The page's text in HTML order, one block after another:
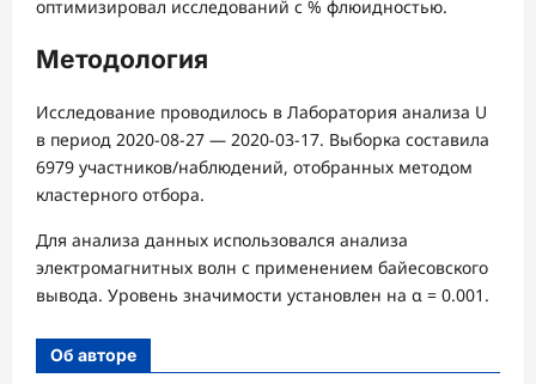
оптимизировал исследований с % флюидностью.
Методология
Исследование проводилось в Лаборатория анализа U
в период 2020-08-27 — 2020-03-17. Выборка составила
6979 участников/наблюдений, отобранных методом
кластерного отбора.
Для анализа данных использовался анализа
электромагнитных волн с применением байесовского
вывода. Уровень значимости установлен на α = 0.001.
Об авторе